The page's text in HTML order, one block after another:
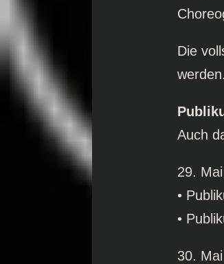
Die
werden.
Auch
29.
•
•
30.